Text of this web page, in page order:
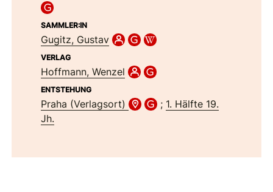
SAMMLER:IN
Gugitz, Gustav
VERLAG
Hoffmann, Wenzel
ENTSTEHUNG
Praha (Verlagsort) ; 1. Hälfte 19.
Jh.